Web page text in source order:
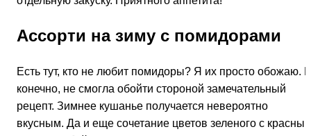
Ассорти на зиму с помидорами
Есть тут, кто не любит помидоры? Я их просто обожаю.
конечно, не смогла обойти стороной замечательный
рецепт. Зимнее кушанье получается невероятно
вкусным. Да и еще сочетание цветов зеленого с